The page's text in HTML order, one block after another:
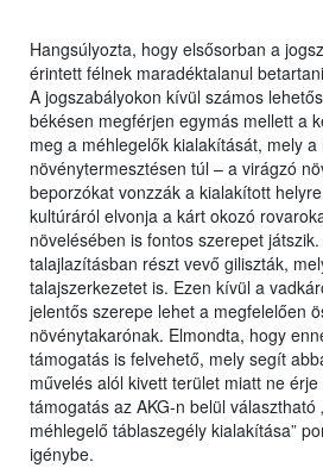
Hangsúlyozta, hogy elsősorban a
érintett félnek maradéktalanul
A jogszabályokon kívül számos
békésen megférjen egymás mellett a
meg a méhlegelők kialakítását, mely
növénytermesztésen túl – a virágzó
beporzókat vonzzák a kialakított
kultúráról elvonja a kárt okozó
növelésében is fontos szerepet
talajlazításban részt vevő giliszták,
talajszerkezetet is. Ezen kívül a
jelentős szerepe lehet a megfelelően
növénytakarónak. Elmondta, hogy
támogatás is felvehető, mely segít
művelés alól kivett terület miatt ne
támogatás az AKG-n belül választható
méhlegelő táblaszegély kialakítása”
igénybe.